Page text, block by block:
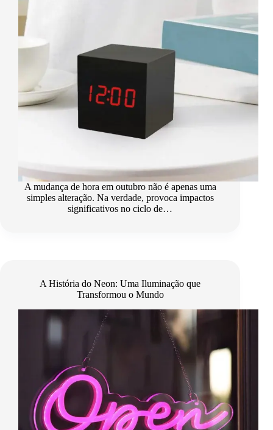
A mudança de hora em outubro não é apenas uma
simples alteração. Na verdade, provoca impactos
significativos no ciclo de…
A História do Neon: Uma Iluminação que
Transformou o Mundo